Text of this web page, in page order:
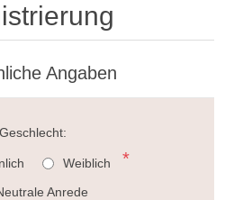
Angaben
Geschlecht:
Weiblich
Anrede
*